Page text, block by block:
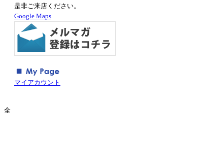
全
是非ご来店ください。
Google Maps
マイアカウント